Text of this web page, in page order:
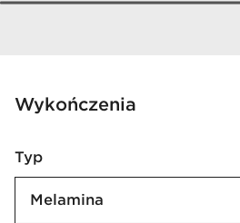
Wykończenia
Typ
Melamina